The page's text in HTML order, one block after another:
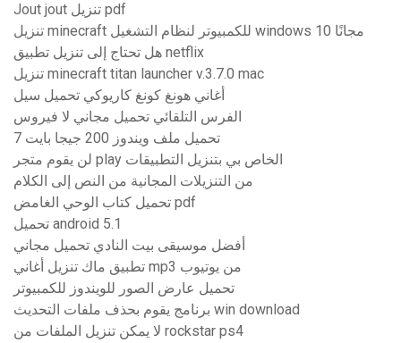
Jout jout تنزيل pdf
تنزيل minecraft للكمبيوتر لنظام التشغيل windows 10 مجانًا
هل تحتاج إلى تنزيل تطبيق netflix
تنزيل minecraft titan launcher v.3.7.0 mac
أغاني هونغ كونغ كاريوكي تحميل سيل
الفرس التلقائي تحميل مجاني لا فيروس
تحميل ملف ويندوز 200 جيجا بايت 7
لن يقوم متجر play الخاص بي بتنزيل التطبيقات
من التنزيلات المجانية من النص إلى الكلام
تحميل كتاب الوحي الغامض pdf
تحميل android 5.1
أفضل موسيقى بيت النادي تحميل مجاني
تطبيق ماك تنزيل أغاني mp3 من يوتيوب
تحميل عارض الصور للويندوز للكمبيوتر
برنامج يقوم بحذف ملفات التحديث win download
لا يمكن تنزيل الملفات من rockstar ps4